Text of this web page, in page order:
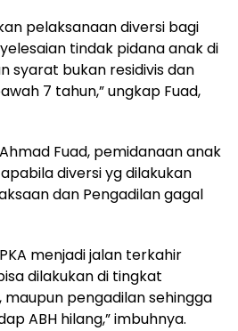
pelaksanaan diversi bagi
tindak pidana anak di
syarat bukan residivis dan
7 tahun,” ungkap Fuad,
Fuad, pemidanaan anak
diversi yg dilakukan
dan Pengadilan gagal
menjadi jalan terkahir
dilakukan di tingkat
maupun pengadilan sehingga
ABH hilang,” imbuhnya.